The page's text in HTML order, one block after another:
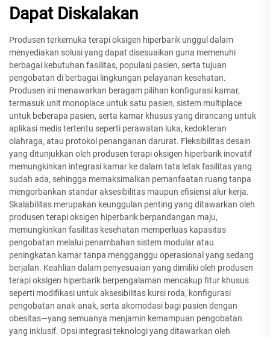
Dapat Diskalakan
Produsen terkemuka terapi oksigen hiperbarik unggul dalam
menyediakan solusi yang dapat disesuaikan guna memenuhi
berbagai kebutuhan fasilitas, populasi pasien, serta tujuan
pengobatan di berbagai lingkungan pelayanan kesehatan.
Produsen ini menawarkan beragam pilihan konfigurasi kamar,
termasuk unit monoplace untuk satu pasien, sistem multiplace
untuk beberapa pasien, serta kamar khusus yang dirancang untuk
aplikasi medis tertentu seperti perawatan luka, kedokteran
olahraga, atau protokol penanganan darurat. Fleksibilitas desain
yang ditunjukkan oleh produsen terapi oksigen hiperbarik inovatif
memungkinkan integrasi kamar ke dalam tata letak fasilitas yang
sudah ada, sehingga memaksimalkan pemanfaatan ruang tanpa
mengorbankan standar aksesibilitas maupun efisiensi alur kerja.
Skalabilitas merupakan keunggulan penting yang ditawarkan oleh
produsen terapi oksigen hiperbarik berpandangan maju,
memungkinkan fasilitas kesehatan memperluas kapasitas
pengobatan melalui penambahan sistem modular atau
peningkatan kamar tanpa mengganggu operasional yang sedang
berjalan. Keahlian dalam penyesuaian yang dimiliki oleh produsen
terapi oksigen hiperbarik berpengalaman mencakup fitur khusus
seperti modifikasi untuk aksesibilitas kursi roda, konfigurasi
pengobatan anak-anak, serta akomodasi bagi pasien dengan
obesitas—yang semuanya menjamin kemampuan pengobatan
yang inklusif. Opsi integrasi teknologi yang ditawarkan oleh